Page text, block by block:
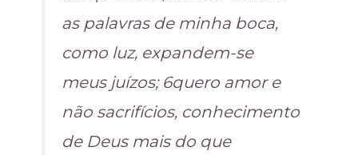
as palavras de minha boca,
como luz, expandem-se
meus juízos; 6quero amor e
não sacrifícios, conhecimento
de Deus mais do que